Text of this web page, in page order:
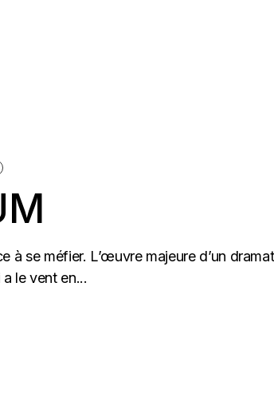
se méfier. L’œuvre majeure d’un
le vent en...